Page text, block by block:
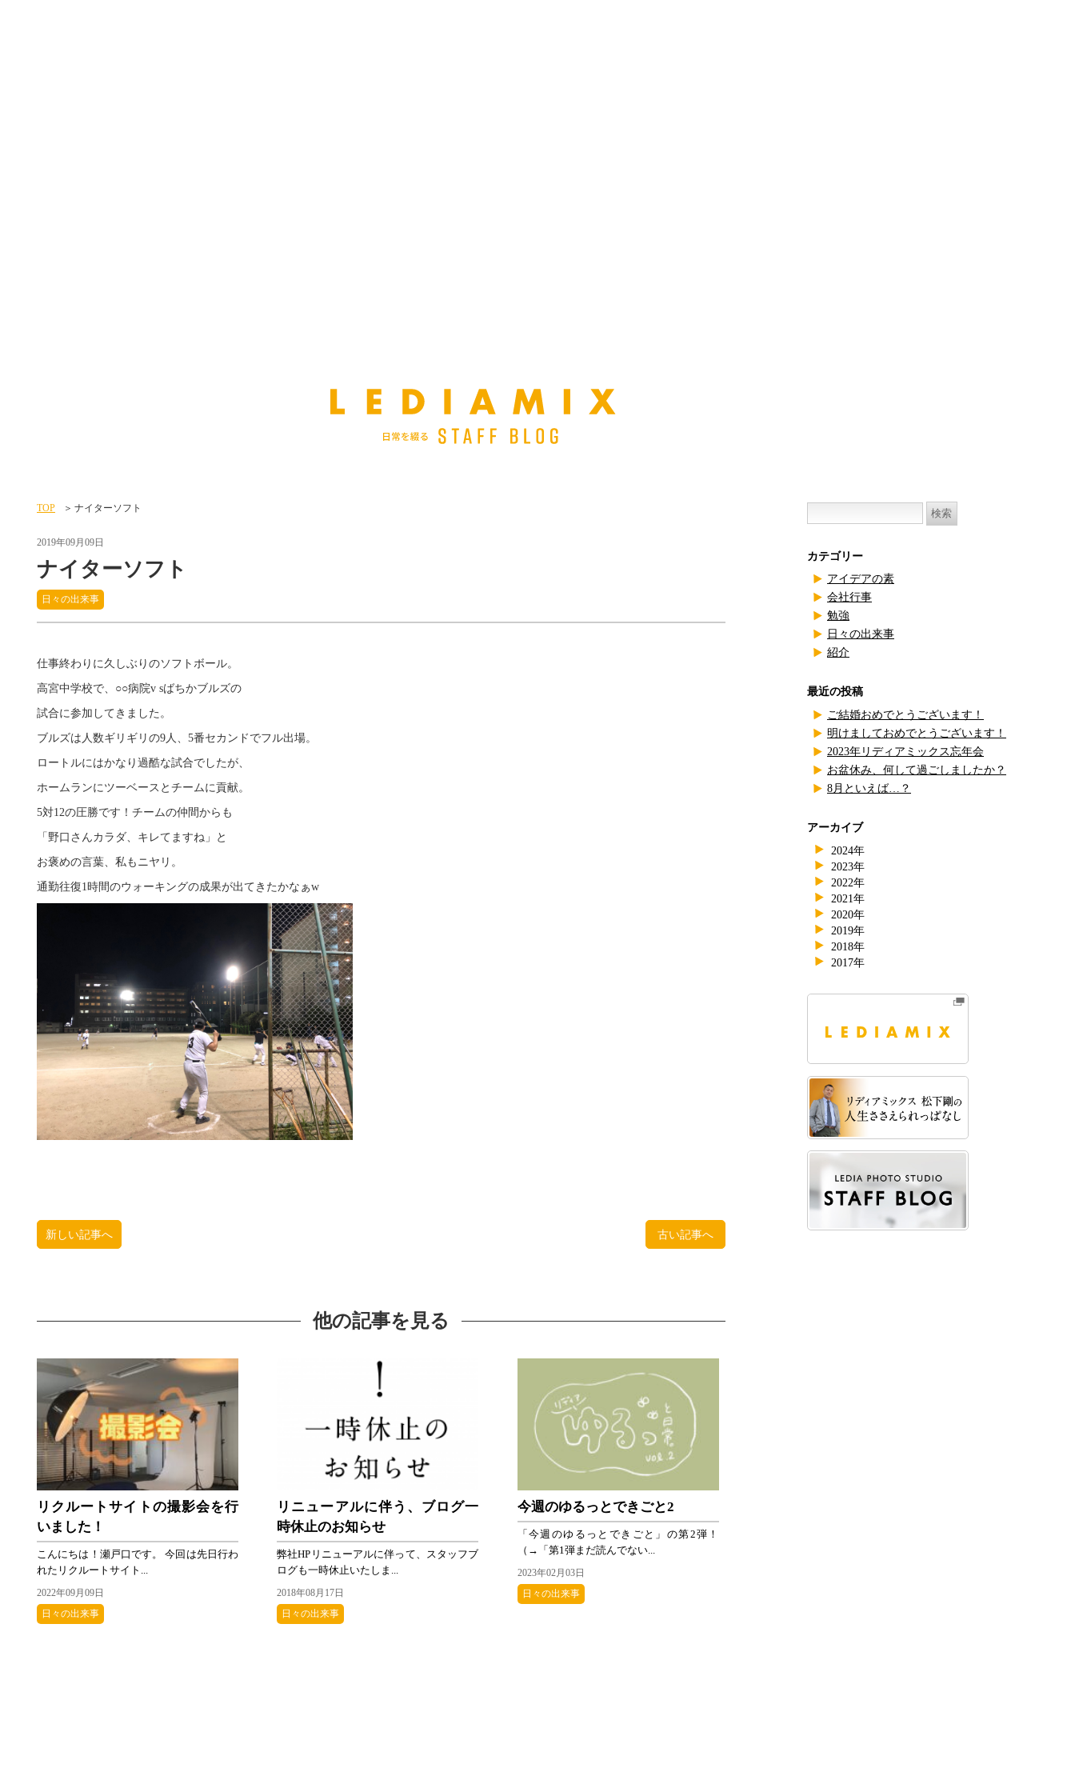
TOP ナイターソフト
2019年09月09日
ナイターソフト
日々の出来事
仕事終わりに久しぶりのソフトボール。
高宮中学校で、○○病院v sばちかブルズの
試合に参加してきました。
ブルズは人数ギリギリの9人、5番セカンドでフル出場。
ロートルにはかなり過酷な試合でしたが、
ホームランにツーベースとチームに貢献。
5対12の圧勝です！チームの仲間からも
「野口さんカラダ、キレてますね」と
お褒めの言葉、私もニヤリ。
通勤往復1時間のウォーキングの成果が出てきたかなぁw
新しい記事へ 古い記事へ
他の記事を見る
リクルートサイトの撮影会を行
いました！
こんにちは！瀬戸口です。 今回は先日行わ
れたリクルートサイト...
2022年09月09日
日々の出来事
リニューアルに伴う、ブログ一
時休止のお知らせ
弊社HPリニューアルに伴って、スタッフブ
ログも一時休止いたしま...
2018年08月17日
日々の出来事
今週のゆるっとできごと2
「今週のゆるっとできごと」の第2弾！
（→「第1弾まだ読んでない...
2023年02月03日
日々の出来事
検
カテゴリー
アイデアの素
会社行事
勉強
日々の出来事
紹介
最近の投稿
ご結婚おめでとうございます！
明けましておめでとうございます！
2023年リディアミックス忘年会
お盆休み、何して過ごしましたか？
8月といえば…？
アーカイブ
2024年
2023年
2022年
2021年
2020年
2019年
2018年
2017年